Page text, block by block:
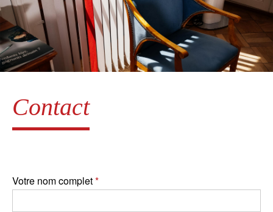
Contact
Votre nom complet